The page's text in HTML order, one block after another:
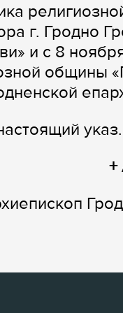
г. Гродно
и с 8
общины
указ.
+